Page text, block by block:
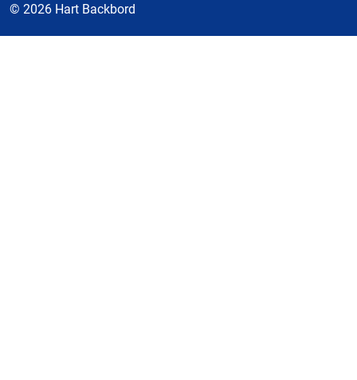
© 2026 Hart Backbord